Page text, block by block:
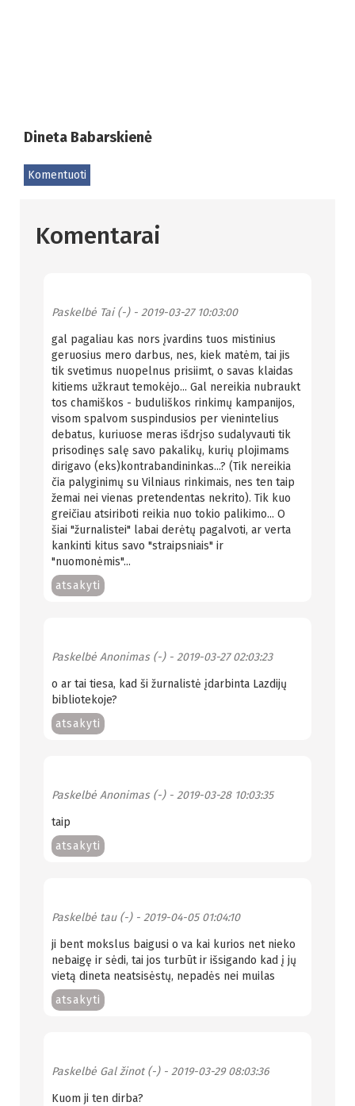
Dineta Babarskienė
Komentuoti
Komentarai
Paskelbė Tai (-)- 2019-03-27 10:03:00
gal pagaliau kas nors įvardins tuos mistinius
geruosius mero darbus, nes, kiek matėm, tai jis
tik svetimus nuopelnus prisiimt, o savas klaidas
kitiems užkraut temokėjo... Gal nereikia nubraukt
tos chamiškos - buduliškos rinkimų kampanijos,
visom spalvom suspindusios per vienintelius
debatus, kuriuose meras išdrįso sudalyvauti tik
prisodinęs salę savo pakalikų, kurių plojimams
dirigavo (eks)kontrabandininkas...? (Tik nereikia
čia palyginimų su Vilniaus rinkimais, nes ten taip
žemai nei vienas pretendentas nekrito). Tik kuo
greičiau atsiriboti reikia nuo tokio palikimo... O
šiai "žurnalistei" labai derėtų pagalvoti, ar verta
kankinti kitus savo "straipsniais" ir
"nuomonėmis"...
atsakyti
Paskelbė Anonimas (-)- 2019-03-27 02:03:23
o ar tai tiesa, kad ši žurnalistė įdarbinta Lazdijų
bibliotekoje?
atsakyti
Paskelbė Anonimas (-)- 2019-03-28 10:03:35
taip
atsakyti
Paskelbė tau (-)- 2019-04-05 01:04:10
ji bent mokslus baigusi o va kai kurios net nieko
nebaigę ir sėdi, tai jos turbūt ir išsigando kad į jų
vietą dineta neatsisėstų, nepadės nei muilas
atsakyti
Paskelbė Gal žinot (-)- 2019-03-29 08:03:36
Kuom ji ten dirba?